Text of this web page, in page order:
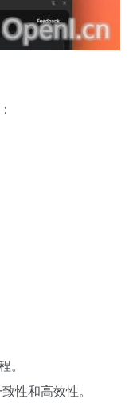
性和高效性。